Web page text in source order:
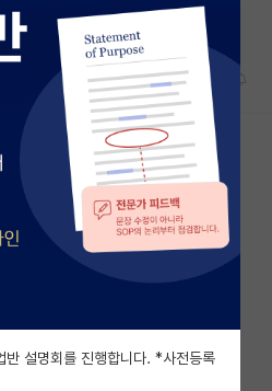
반 설명회를 진행합니다. *사전등록